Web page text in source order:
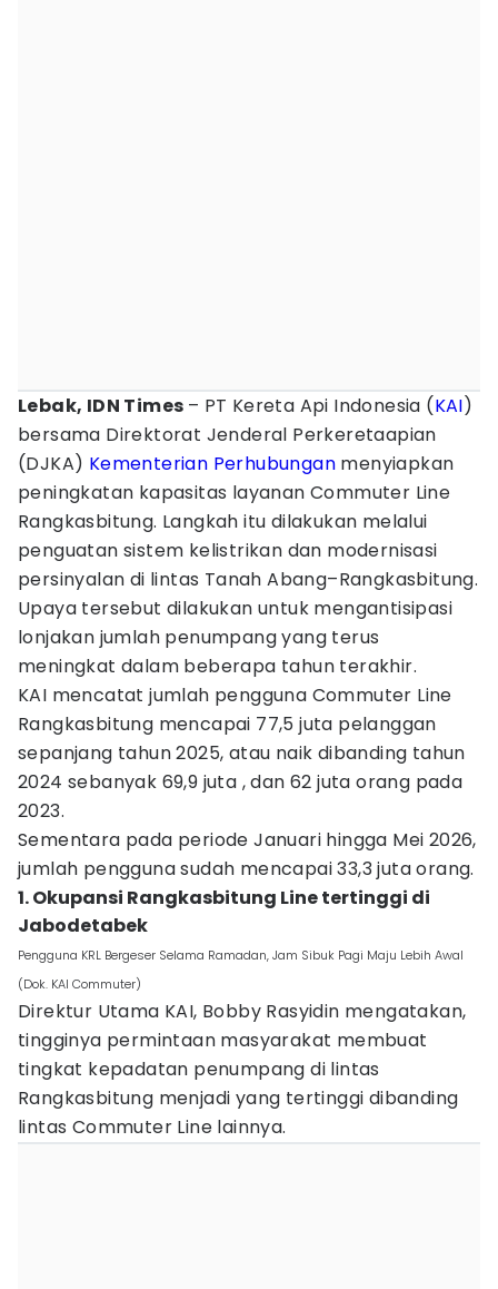
Lebak, IDN Times – PT Kereta Api Indonesia (KAI)
bersama Direktorat Jenderal Perkeretaapian
(DJKA) Kementerian Perhubungan menyiapkan
peningkatan kapasitas layanan Commuter Line
Rangkasbitung. Langkah itu dilakukan melalui
penguatan sistem kelistrikan dan modernisasi
persinyalan di lintas Tanah Abang–Rangkasbitung.
Upaya tersebut dilakukan untuk mengantisipasi
lonjakan jumlah penumpang yang terus
meningkat dalam beberapa tahun terakhir.
KAI mencatat jumlah pengguna Commuter Line
Rangkasbitung mencapai 77,5 juta pelanggan
sepanjang tahun 2025, atau naik dibanding tahun
2024 sebanyak 69,9 juta , dan 62 juta orang pada
2023.
Sementara pada periode Januari hingga Mei 2026,
jumlah pengguna sudah mencapai 33,3 juta orang.
1. Okupansi Rangkasbitung Line tertinggi di
Jabodetabek
Pengguna KRL Bergeser Selama Ramadan, Jam Sibuk Pagi Maju Lebih Awal
(Dok. KAI Commuter)
Direktur Utama KAI, Bobby Rasyidin mengatakan,
tingginya permintaan masyarakat membuat
tingkat kepadatan penumpang di lintas
Rangkasbitung menjadi yang tertinggi dibanding
lintas Commuter Line lainnya.